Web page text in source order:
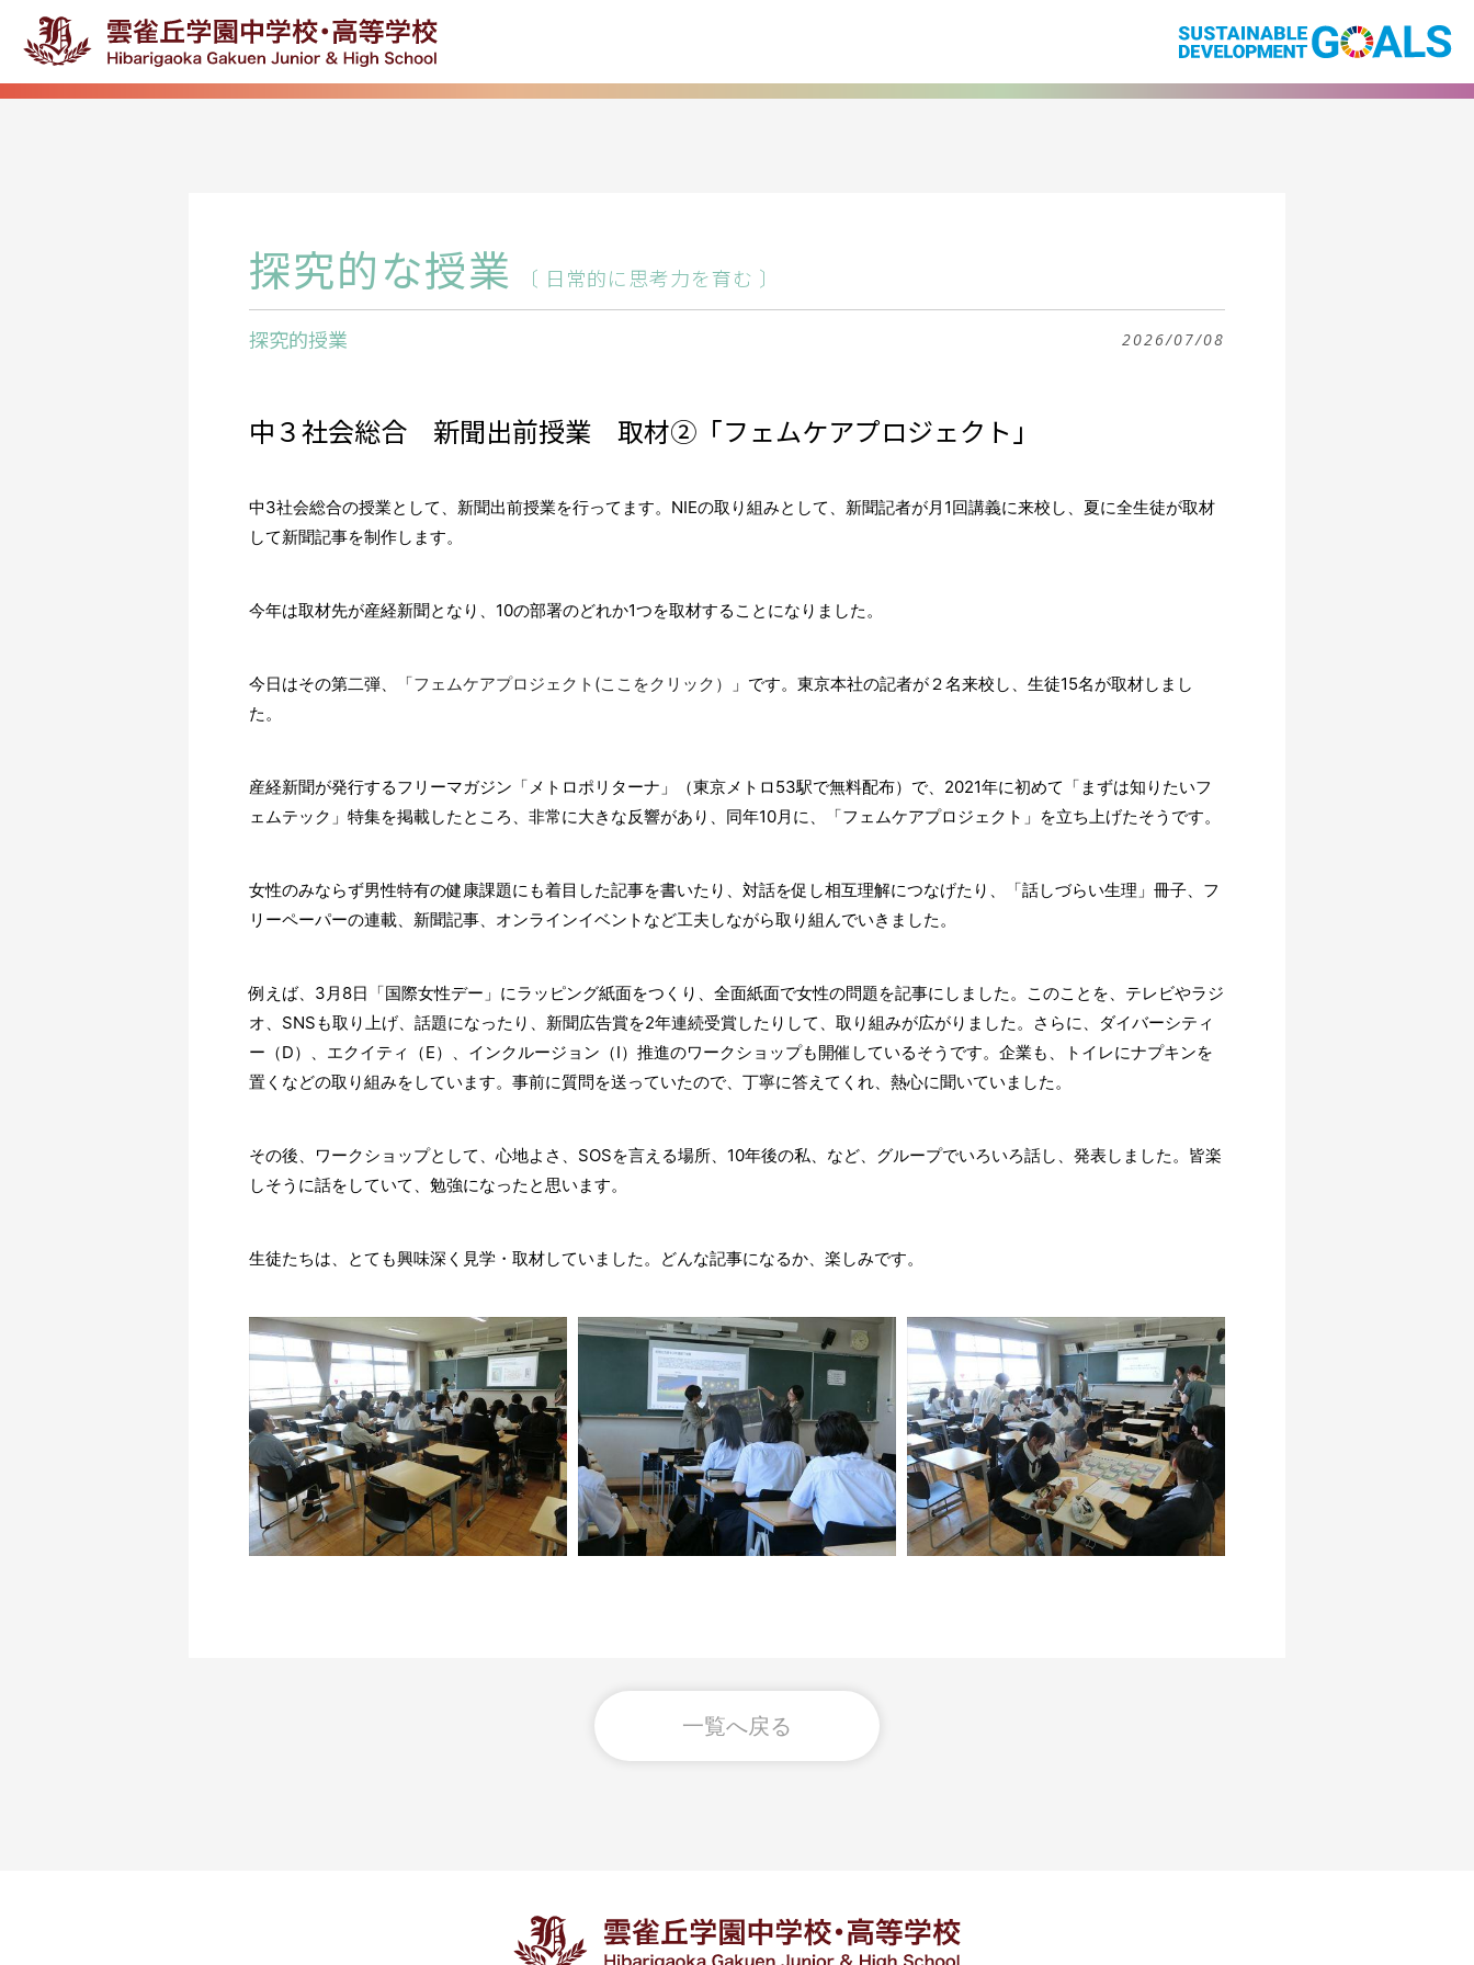
探究的な授業 〔 日常的に思考力を育む 〕
探究的授業 2026/07/08
中３社会総合 新聞出前授業 取材②「フェムケアプロジェクト」
中3社会総合の授業として、新聞出前授業を行ってます。NIEの取り組みとして、新聞記者が月1回講義に来校し、夏に全生徒が取材
して新聞記事を制作します。
今年は取材先が産経新聞となり、10の部署のどれか1つを取材することになりました。
今日はその第二弾、「フェムケアプロジェクト(ここをクリック）
」です。東京本社の記者が２名来校し、生徒15名が取材しまし
た。
産経新聞が発行するフリーマガジン「メトロポリターナ」（東京メトロ53駅で無料配布）で、2021年に初めて「まずは知りたいフ
ェムテック」特集を掲載したところ、非常に大きな反響があり、同年10月に、「フェムケアプロジェクト」を立ち上げたそうです。
女性のみならず男性特有の健康課題にも着目した記事を書いたり、対話を促し相互理解につなげたり、「話しづらい生理」冊子、フ
リーペーパーの連載、新聞記事、オンラインイベントなど工夫しながら取り組んでいきました。
例えば、3月8日「国際女性デー」にラッピング紙面をつくり、全面紙面で女性の問題を記事にしました。このことを、テレビやラジ
オ、SNSも取り上げ、話題になったり、新聞広告賞を2年連続受賞したりして、取り組みが広がりました。さらに、
ダイバーシティ
ー（D）、エクイティ（E）、インクルージョン（I）推進のワークショップも開催しているそうです。企業も、トイレにナプキンを
置くなどの取り組みをしています。事前に質問を送っていたので、丁寧に答えてくれ、熱心に聞いていました。
その後、ワークショップとして、心地よさ、SOSを言える場所、10年後の私、など、グループでいろいろ話し、発表しました。皆楽
しそうに話をしていて、勉強になったと思います。
生徒たちは、とても興味深く見学・取材していました。どんな記事になるか、楽しみです。
一覧へ戻る